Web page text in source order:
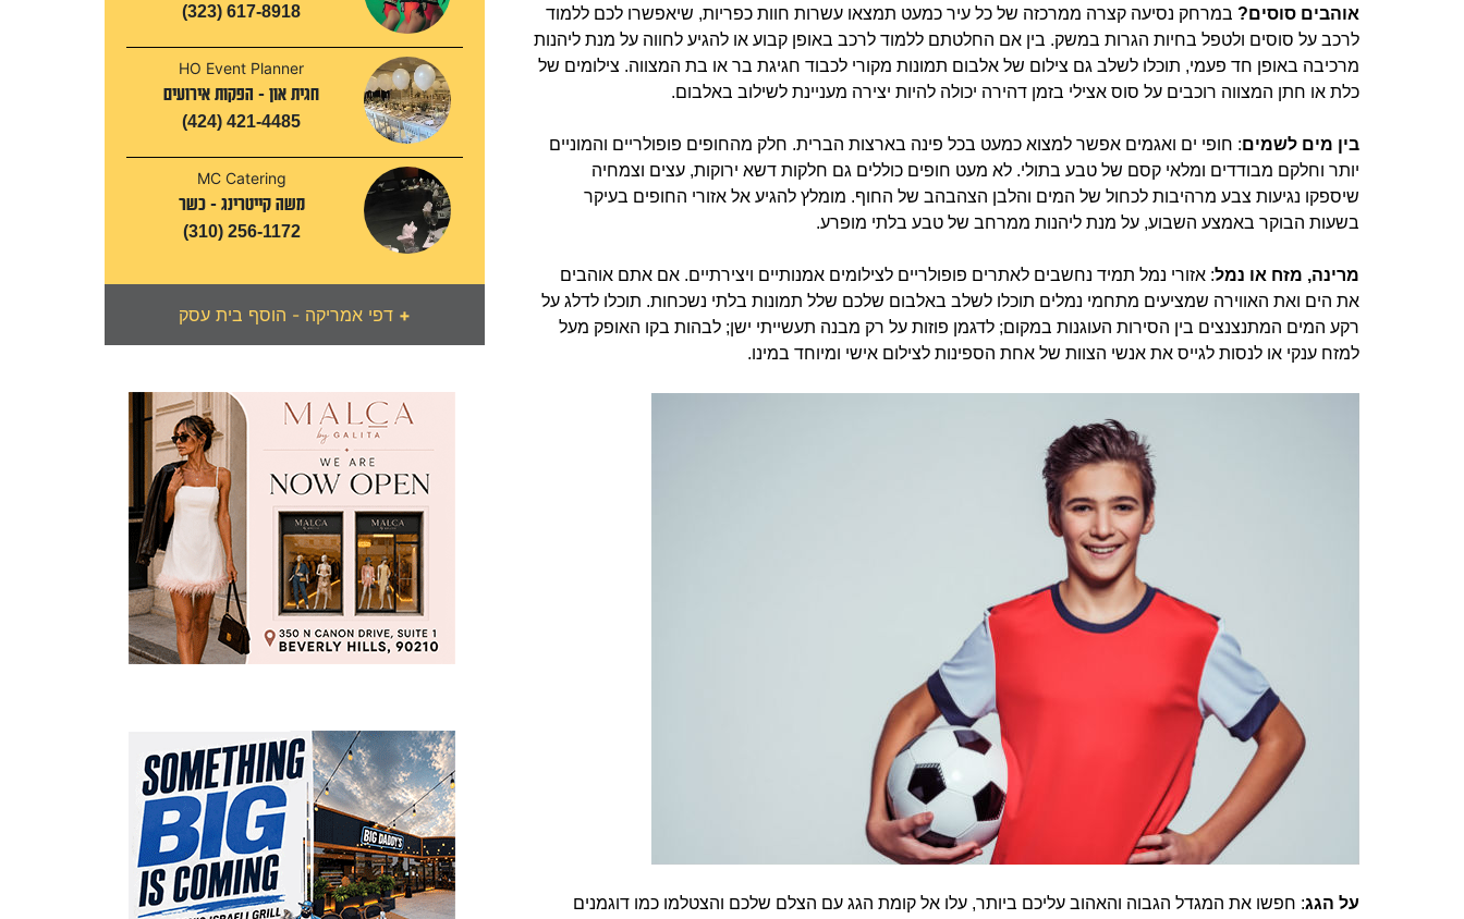
(323) 617-8918
HO Event Planner
חגית און - הפקות אירועים
(424) 421-4485
MC Catering
משה קייטרינג - כשר
(310) 256-1172
+
אוהבים סוסים? במרחק נסיעה קצרה ממרכזה של כל עיר כמעט תמצאו עשרות חוות כפריות, שיאפשרו לכם ללמוד
לרכב על סוסים ולטפל בחיות הגרות במשק. בין אם החלטתם ללמוד לרכב באופן קבוע או להגיע לחווה על מנת ליהנות
מרכיבה באופן חד פעמי, תוכלו לשלב גם צילום של אלבום תמונות מקורי לכבוד חגיגת בר או בת המצווה. צילומים של
כלת או חתן המצווה רוכבים על סוס אצילי בזמן דהירה יכולה להיות יצירה מעניינת לשילוב באלבום.
בין מים לשמים: חופי ים ואגמים אפשר למצוא כמעט בכל פינה בארצות הברית. חלק מהחופים פופולריים והמוניים
יותר וחלקם מבודדים ומלאי קסם של טבע בתולי. לא מעט חופים כוללים גם חלקות דשא ירוקות, עצים וצמחיה
שיספקו נגיעות צבע מרהיבות לכחול של המים והלבן הצהבהב של החוף. מומלץ להגיע אל אזורי החופים בעיקר
בשעות הבוקר באמצע השבוע, על מנת ליהנות ממרחב של טבע בלתי מופרע.
מרינה, מזח או נמל: אזורי נמל תמיד נחשבים לאתרים פופולריים לצילומים אמנותיים ויצירתיים. אם אתם אוהבים
את הים ואת האווירה שמציעים מתחמי נמלים תוכלו לשלב באלבום שלכם שלל תמונות בלתי נשכחות. תוכלו לדלג על
רקע המים המתנצנצים בין הסירות העוגנות במקום; לדגמן פוזות על רק מבנה תעשייתי ישן; לבהות בקו האופק מעל
למזח ענקי או לנסות לגייס את אנשי הצוות של אחת הספינות לצילום אישי ומיוחד במינו.
על הגג: חפשו את המגדל הגבוה והאהוב עליכם ביותר, עלו אל קומת הגג עם הצלם שלכם והצטלמו כמו דוגמנים